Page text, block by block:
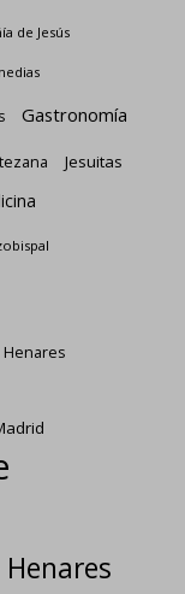
de Jesús
Gastronomía
Jesuitas
Henares